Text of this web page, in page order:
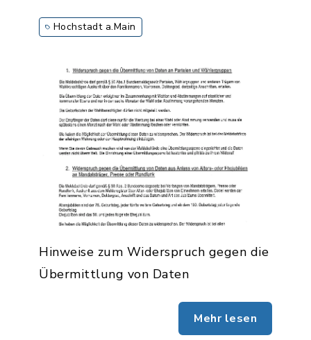
Hochstadt a.Main
Hinweise zum Widerspruch gegen die
Übermittlung von Daten
Mehr lesen